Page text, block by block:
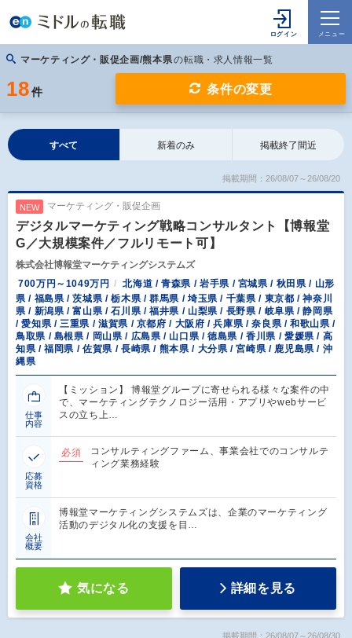
マーケティング・販促企画/熊本県の転職・求人情報一覧
18 件 条件の変更
すべて 新着のみ 掲載終了間近
掲載期間：26/08/07～26/08/20
NEW マーケティング・販促企画
デジタルマーケティング戦略コンサルタント【博報堂
G／大規模案件／フルリモート可】
株式会社博報堂マーケティングシステムズ
700万円～1049万円
北海道 / 青森県 / 岩手県 / 宮城県 / 秋田県 / 山形
県 / 福島県 / 茨城県 / 栃木県 / 群馬県 / 埼玉県 / 千葉県 / 東京都 / 神奈川
県 / 新潟県 / 富山県 / 石川県 / 福井県 / 山梨県 / 長野県 / 岐阜県 / 静岡県
/ 愛知県 / 三重県 / 滋賀県 / 京都府 / 大阪府 / 兵庫県 / 奈良県 / 和歌山県 /
鳥取県 / 島根県 / 岡山県 / 広島県 / 山口県 / 徳島県 / 香川県 / 愛媛県 / 高
知県 / 福岡県 / 佐賀県 / 長崎県 / 熊本県 / 大分県 / 宮崎県 / 鹿児島県 / 沖
縄県
仕事
内容
【ミッション】 博報堂グループに寄せられる様々な案件の中
で、マーケティングテクノロジー活用・アプリやwebサービ
スの立ち上…
応募
資格
必須
コンサルティングファーム、事業会社でのコンサルテ
ィング業務経験
会社
概要
博報堂マーケティングシステムズは、企業のマーケティング
活動のデジタル化の支援を目…
気になる 詳細を見る
掲載期間：26/08/07～26/08/30